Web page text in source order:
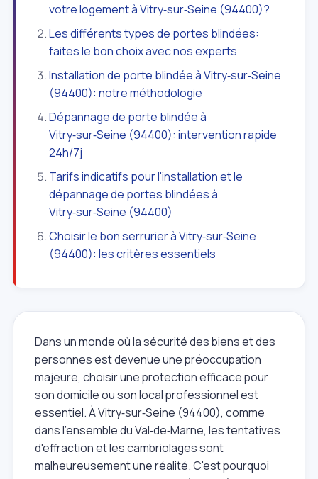
votre logement à Vitry‑sur‑Seine (94400)?
Les différents types de portes blindées:
faites le bon choix avec nos experts
Installation de porte blindée à Vitry‑sur‑Seine
(94400): notre méthodologie
Dépannage de porte blindée à
Vitry‑sur‑Seine (94400): intervention rapide
24h/7j
Tarifs indicatifs pour l'installation et le
dépannage de portes blindées à
Vitry‑sur‑Seine (94400)
Choisir le bon serrurier à Vitry‑sur‑Seine
(94400): les critères essentiels
Dans un monde où la sécurité des biens et des
personnes est devenue une préoccupation
majeure, choisir une protection efficace pour
son domicile ou son local professionnel est
essentiel. À Vitry‑sur‑Seine (94400), comme
dans l'ensemble du Val‑de‑Marne, les tentatives
d'effraction et les cambriolages sont
malheureusement une réalité. C'est pourquoi